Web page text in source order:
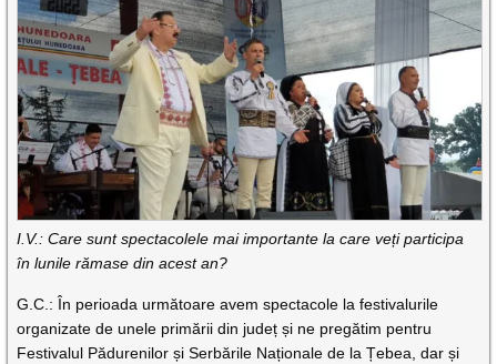
I.V.: Care sunt spectacolele mai importante la care veți participa
în lunile rămase din acest an?
G.C.: În perioada următoare avem spectacole la festivalurile
organizate de unele primării din județ și ne pregătim pentru
Festivalul Pădurenilor și Serbările Naționale de la Țebea, dar și